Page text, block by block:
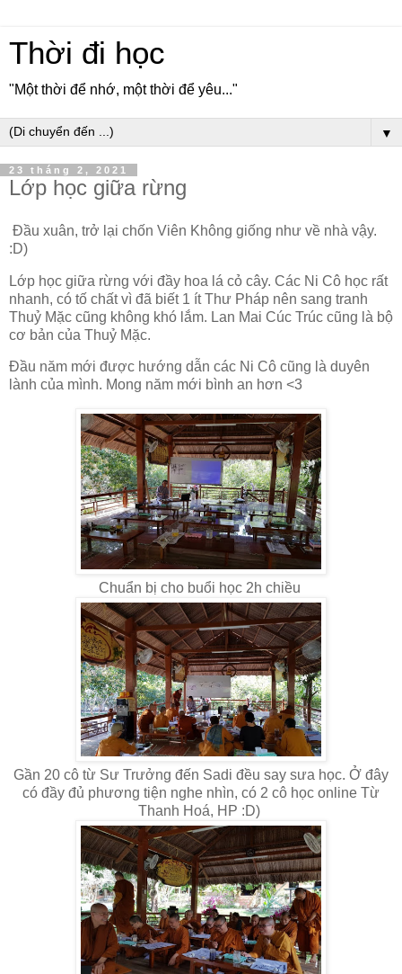
Thời đi học
"Một thời để nhớ, một thời để yêu..."
▼
23 tháng 2, 2021
Lớp học giữa rừng
Đầu xuân, trở lại chốn Viên Không giống như về nhà vậy.
:D)
Lớp học giữa rừng với đầy hoa lá cỏ cây. Các Ni Cô học rất
nhanh, có tố chất vì đã biết 1 ít Thư Pháp nên sang tranh
Thuỷ Mặc cũng không khó lắm. Lan Mai Cúc Trúc cũng là bộ
cơ bản của Thuỷ Mặc.
Đầu năm mới được hướng dẫn các Ni Cô cũng là duyên
lành của mình. Mong năm mới bình an hơn <3
Chuẩn bị cho buổi học 2h chiều
Gần 20 cô từ Sư Trưởng đến Sadi đều say sưa học. Ở đây
có đầy đủ phương tiện nghe nhìn, có 2 cô học online Từ
Thanh Hoá, HP :D)